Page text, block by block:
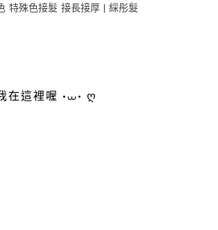
特殊色接髮 接長接厚 | 綵彤髮
在這裡喔 •⩊• ღ